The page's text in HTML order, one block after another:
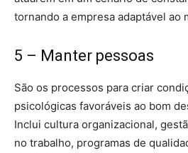
tornando a empresa adaptável ao
5 – Manter pessoas
São os processos para criar
psicológicas favoráveis ao bom
Inclui cultura organizacional,
no trabalho, programas de